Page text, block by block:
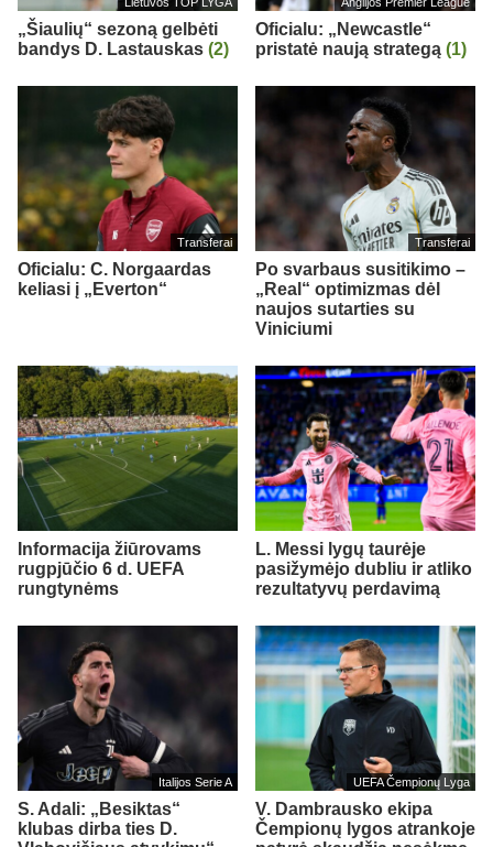
„Šiaulių“ sezoną gelbėti
bandys D. Lastauskas (2)
Oficialu: „Newcastle“
pristatė naują strategą (1)
Transferai
Oficialu: C. Norgaardas
keliasi į „Everton“
Transferai
Po svarbaus susitikimo –
„Real“ optimizmas dėl
naujos sutarties su
Viniciumi
Informacija žiūrovams
rugpjūčio 6 d. UEFA
rungtynėms
L. Messi lygų taurėje
pasižymėjo dubliu ir atliko
rezultatyvų perdavimą
Italijos Serie A
S. Adali: „Besiktas“
klubas dirba ties D.
UEFA Čempionų Lyga
V. Dambrausko ekipa
Čempionų lygos atrankoje